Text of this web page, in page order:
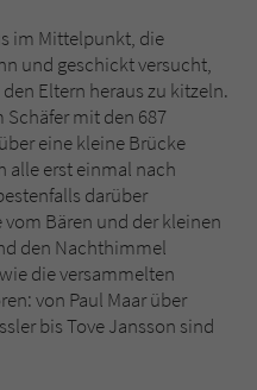
im Mittelpunkt, die
und geschickt versucht,
Eltern heraus zu kitzeln.
Schäfer mit den 687
eine kleine Brücke
alle erst einmal nach
darüber
Bären und der kleinen
den Nachthimmel
die versammelten
von Paul Maar über
bis Tove Jansson sind